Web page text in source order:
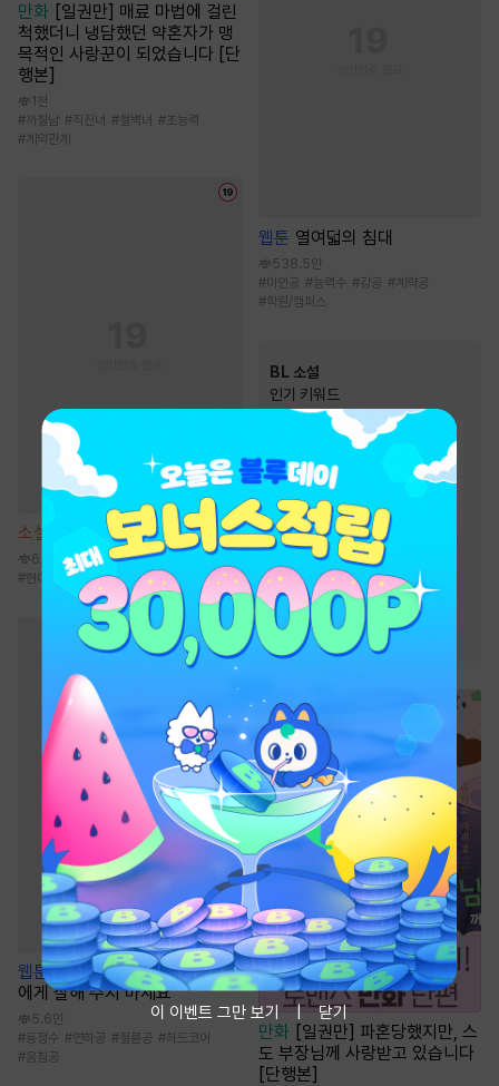
만화
[일권만] 매료 마법에 걸린
척했더니 냉담했던 약혼자가 맹
목적인 사랑꾼이 되었습니다 [단
행본]
1천
#까칠남 #직진녀 #철벽녀 #초능력
# 계약관계
소설 남편이 된 선생님 [단행본]
6.5천
#현대물 #사제지간
웹툰 [불공정 단편선] 옆집 남자
에게 잘해 주지 마세요
5.6만
#동정수 #연하공 #절륜공 #하드코어
#음침공
웹툰 열여덟의 침대
538.5만
#미인공 #능력수 #강공 #계략공
#학원/캠퍼스
BL 소설
인기 키워드
# 순진수
#집착공
사랑꾼공
순정공
#능글공 #일상물
#오해/착각 #미인수
#
다정공 #단정수
# 3인칭시점 #
다정수
# 달달물 첫사랑
만화 [일권만] 파혼당했지만, 스
도 부장님께 사랑받고 있습니다
[단행본]
이 이벤트 그만 보기 닫기